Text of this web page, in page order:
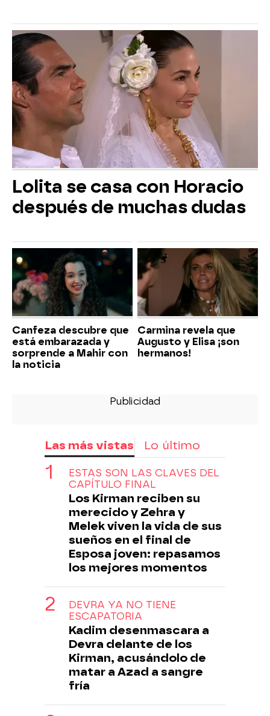
Lolita se casa con Horacio
después de muchas dudas
Canfeza descubre que
está embarazada y
sorprende a Mahir con
la noticia
Carmina revela que
Augusto y Elisa ¡son
hermanos!
Las más vistas Lo último
ESTAS SON LAS CLAVES DEL
CAPÍTULO FINAL
Los Kirman reciben su
merecido y Zehra y
Melek viven la vida de sus
sueños en el final de
Esposa joven: repasamos
los mejores momentos
DEVRA YA NO TIENE
ESCAPATORIA
Kadim desenmascara a
Devra delante de los
Kirman, acusándolo de
matar a Azad a sangre
fría